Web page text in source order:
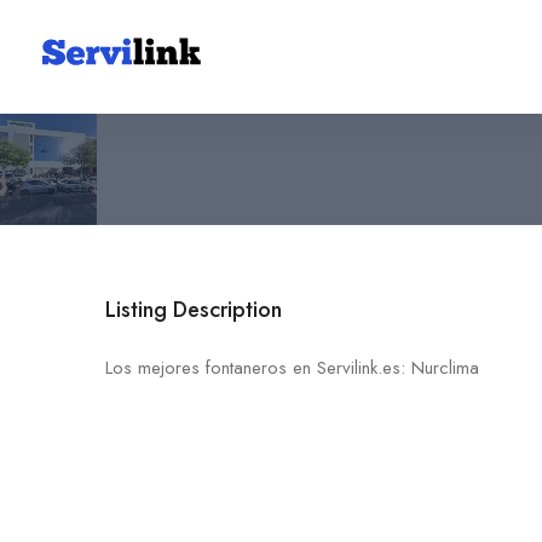
Nurclima
Listing Description
Los mejores fontaneros en Servilink.es: Nurclima